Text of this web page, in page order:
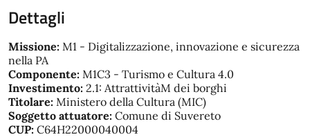
Dettagli
Missione: M1 - Digitalizzazione, innovazione e sicurezza
nella PA
Componente: M1C3 - Turismo e Cultura 4.0
Investimento: 2.1: AttrattivitàM dei borghi
Titolare: Ministero della Cultura (MIC)
Soggetto attuatore: Comune di Suvereto
CUP: C64H22000040004